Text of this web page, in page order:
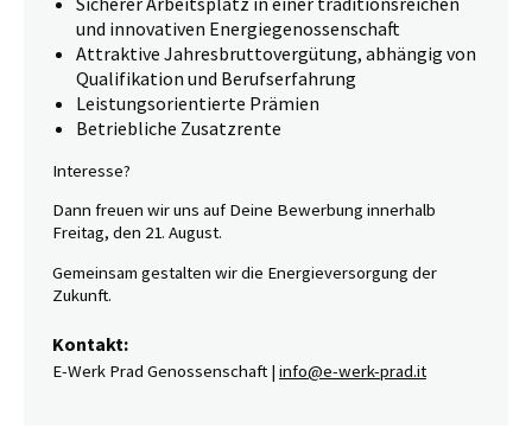
und innovativen Energiegenossenschaft
Attraktive Jahresbruttovergütung, abhängig von
Qualifikation und Berufserfahrung
Leistungsorientierte Prämien
Betriebliche Zusatzrente
Interesse?
Dann freuen wir uns auf Deine Bewerbung innerhalb
Freitag, den 21. August.
Gemeinsam gestalten wir die Energieversorgung der
Zukunft.
Kontakt:
E-Werk Prad Genossenschaft | info@e-werk-prad.it